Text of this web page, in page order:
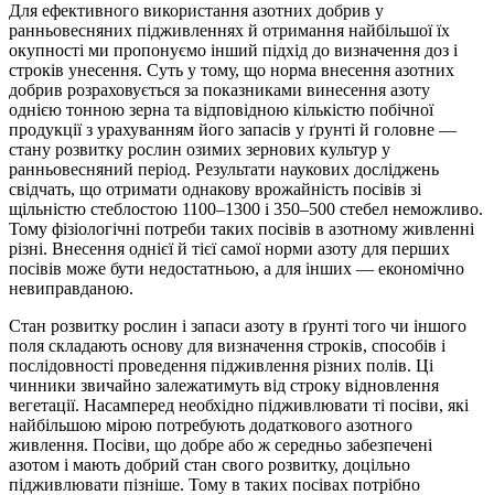
Для ефективного використання азотних добрив у
ранньовесняних підживленнях й отримання найбільшої їх
окупності ми пропонуємо інший підхід до визначення доз і
строків унесення. Суть у тому, що норма внесення азотних
добрив розраховується за показниками винесення азоту
однією тонною зерна та відповідною кількістю побічної
продукції з урахуванням його запасів у ґрунті й головне —
стану розвитку рослин озимих зернових культур у
ранньовесняний період. Результати наукових досліджень
свідчать, що отримати однакову врожайність посівів зі
щільністю стеблостою 1100–1300 і 350–500 стебел неможливо.
Тому фізіологічні потреби таких посівів в азотному живленні
різні. Внесення однієї й тієї самої норми азоту для перших
посівів може бути недостатньою, а для інших — економічно
невиправданою.
Стан розвитку рослин і запаси азоту в ґрунті того чи іншого
поля складають основу для визначення строків, способів і
послідовності проведення підживлення різних полів. Ці
чинники звичайно залежатимуть від строку відновлення
вегетації. Насамперед необхідно підживлювати ті посіви, які
найбільшою мірою потребують додаткового азотного
живлення. Посіви, що добре або ж середньо забезпечені
азотом і мають добрий стан свого розвитку, доцільно
підживлювати пізніше. Тому в таких посівах потрібно